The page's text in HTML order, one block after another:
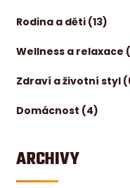
Rodina a děti (13)
Wellness a relaxace
Zdraví a životní styl
Domácnost (4)
ARCHIVY